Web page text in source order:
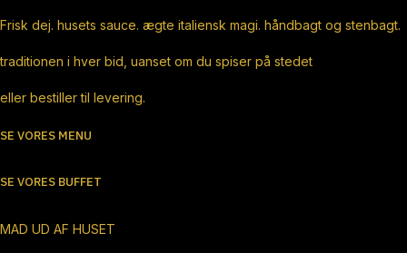
Frisk dej. husets sauce. ægte italiensk magi. håndbagt og stenbagt.
traditionen i hver bid, uanset om du spiser på stedet
eller bestiller til levering.
SE VORES MENU
SE VORES BUFFET
MAD UD AF HUSET